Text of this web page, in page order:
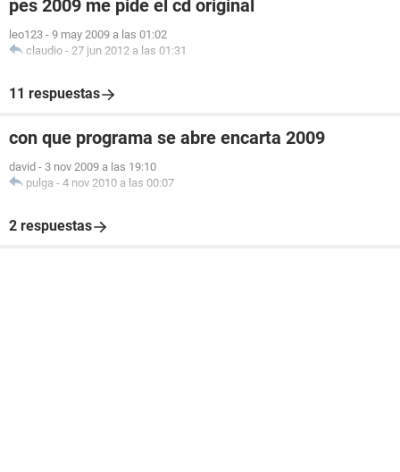
pes 2009 me pide el cd original
leo123 - 9 may 2009 a las 01:02
claudio - 27 jun 2012 a las 01:31
11 respuestas
con que programa se abre encarta 2009
david - 3 nov 2009 a las 19:10
pulga - 4 nov 2010 a las 00:07
2 respuestas